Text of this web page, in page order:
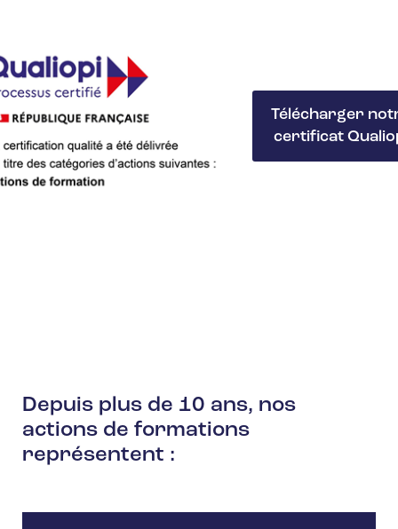
Télécharger
certificat
Depuis plus de 10 ans, nos
actions de formations
représentent :